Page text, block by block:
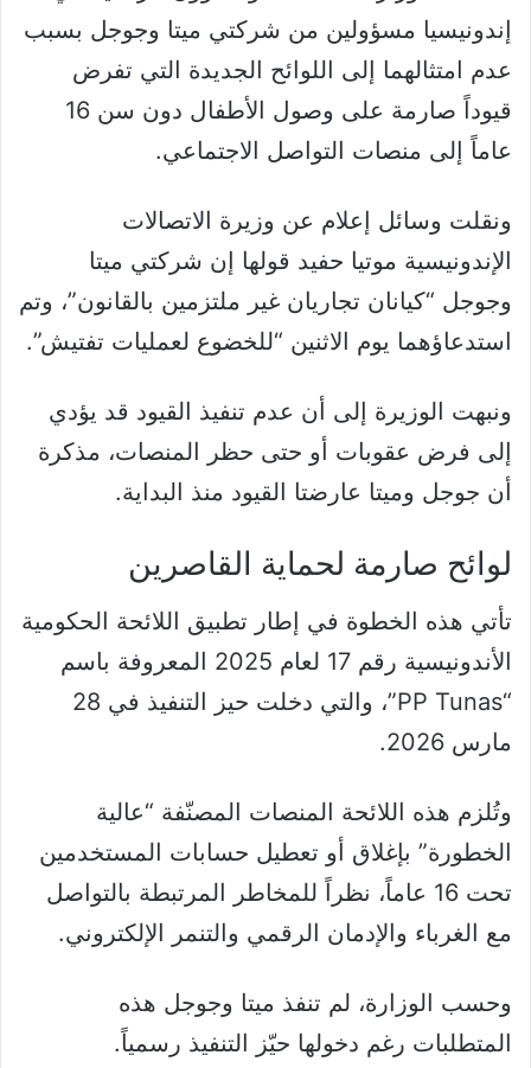
إندونيسيا مسؤولين من شركتي ميتا وجوجل بسبب
عدم امتثالهما إلى اللوائح الجديدة التي تفرض
قيوداً صارمة على وصول الأطفال دون سن 16
عاماً إلى منصات التواصل الاجتماعي.
ونقلت وسائل إعلام عن وزيرة الاتصالات
الإندونيسية موتيا حفيد قولها إن شركتي ميتا
وجوجل “كيانان تجاريان غير ملتزمين بالقانون”، وتم
استدعاؤهما يوم الاثنين “للخضوع لعمليات تفتيش”.
ونبهت الوزيرة إلى أن عدم تنفيذ القيود قد يؤدي
إلى فرض عقوبات أو حتى حظر المنصات، مذكرة
أن جوجل وميتا عارضتا القيود منذ البداية.
لوائح صارمة لحماية القاصرين
تأتي هذه الخطوة في إطار تطبيق اللائحة الحكومية
الأندونيسية رقم 17 لعام 2025 المعروفة باسم
“PP Tunas”، والتي دخلت حيز التنفيذ في 28
مارس 2026.
وتُلزم هذه اللائحة المنصات المصنّفة “عالية
الخطورة” بإغلاق أو تعطيل حسابات المستخدمين
تحت 16 عاماً، نظراً للمخاطر المرتبطة بالتواصل
مع الغرباء والإدمان الرقمي والتنمر الإلكتروني.
وحسب الوزارة، لم تنفذ ميتا وجوجل هذه
المتطلبات رغم دخولها حيّز التنفيذ رسمياً.